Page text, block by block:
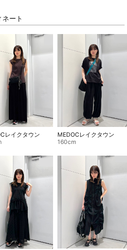
ート
レイクタウン
MEDOCレイクタウン
160cm